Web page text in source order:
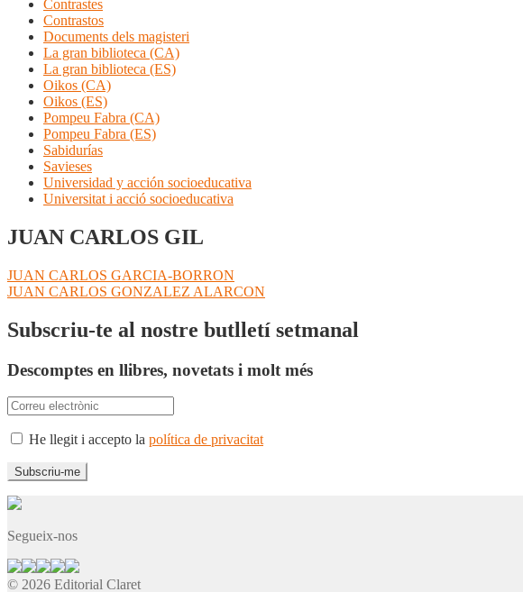
Contrastes
Contrastos
Documents dels magisteri
La gran biblioteca (CA)
La gran biblioteca (ES)
Oikos (CA)
Oikos (ES)
Pompeu Fabra (CA)
Pompeu Fabra (ES)
Sabidurías
Savieses
Universidad y acción socioeducativa
Universitat i acció socioeducativa
JUAN CARLOS GIL
Navegació
d'entrades
Entrada
anterior:
JUAN CARLOS GARCIA-BORRON
Pròxima
JUAN CARLOS GONZALEZ ALARCON
Subscriu-te al nostre butlletí setmanal
Descomptes en llibres, novetats i molt més
He llegit i accepto la política de privacitat
Segueix-nos
© 2026 Editorial Claret